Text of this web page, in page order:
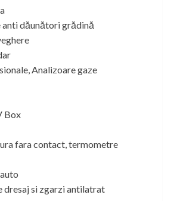
dăunători grădină
Analizoare gaze
Box
fara contact, termometre
dresaj si zgarzi antilatrat